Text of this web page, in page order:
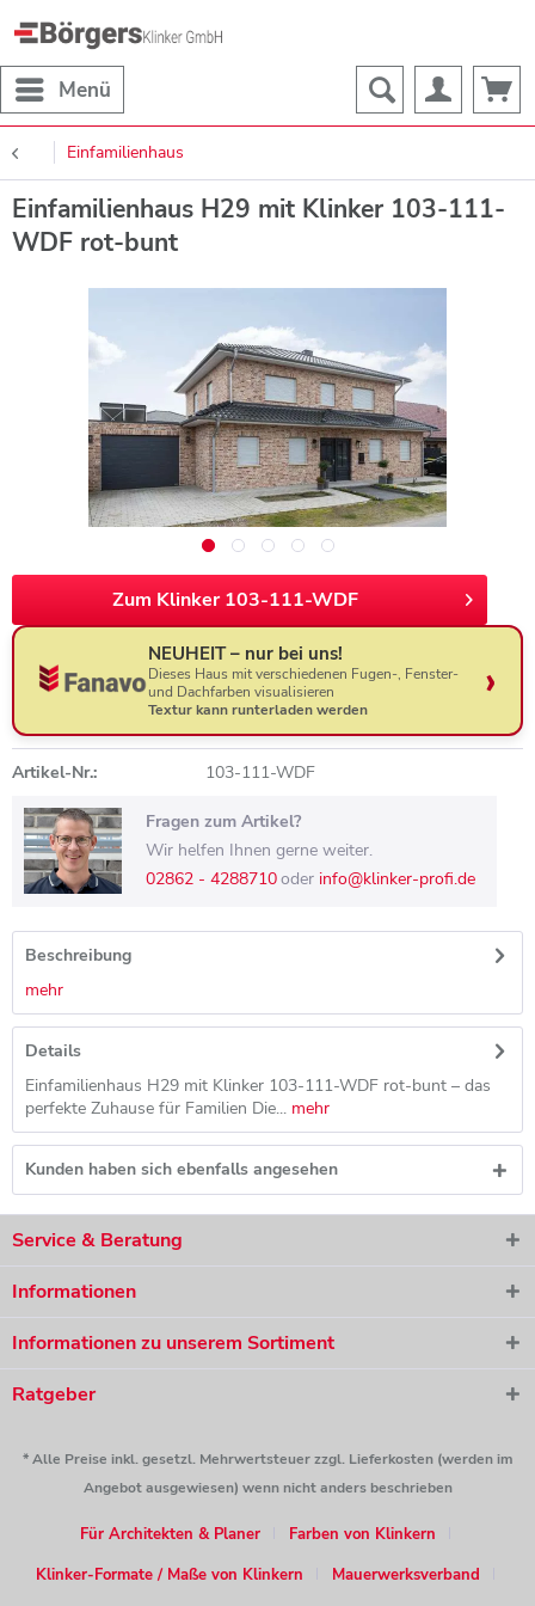
Menü
Einfamilienhaus
Einfamilienhaus H29 mit Klinker 103-111-
WDF rot-bunt
Zum Klinker 103-111-WDF
NEUHEIT – nur bei uns!
Dieses Haus mit verschiedenen Fugen-, Fenster-
und Dachfarben visualisieren
Textur kann runterladen werden
Artikel-Nr.: 103-111-WDF
Fragen zum Artikel?
Wir helfen Ihnen gerne weiter.
02862 - 4288710oder info@klinker-profi.de
Beschreibung
mehr
Details
Einfamilienhaus H29 mit Klinker 103-111-WDF rot-bunt – das
perfekte Zuhause für Familien Die... mehr
Kunden haben sich ebenfalls angesehen
Service & Beratung
Informationen
Informationen zu unserem Sortiment
Ratgeber
* Alle Preise inkl. gesetzl. Mehrwertsteuer zzgl. Lieferkosten (werden im
Angebot ausgewiesen) wenn nicht anders beschrieben
Für Architekten & Planer
Farben von Klinkern
Klinker-Formate / Maße von Klinkern
Mauerwerksverband